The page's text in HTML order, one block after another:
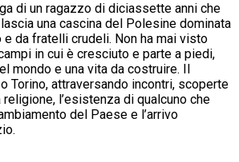
di un ragazzo di diciassette anni che
una cascina del Polesine dominata
e da fratelli crudeli. Non ha mai visto
in cui è cresciuto e parte a piedi,
mondo e una vita da costruire. Il
Torino, attraversando incontri, scoperte
l’esistenza di qualcuno che
del Paese e l’arrivo